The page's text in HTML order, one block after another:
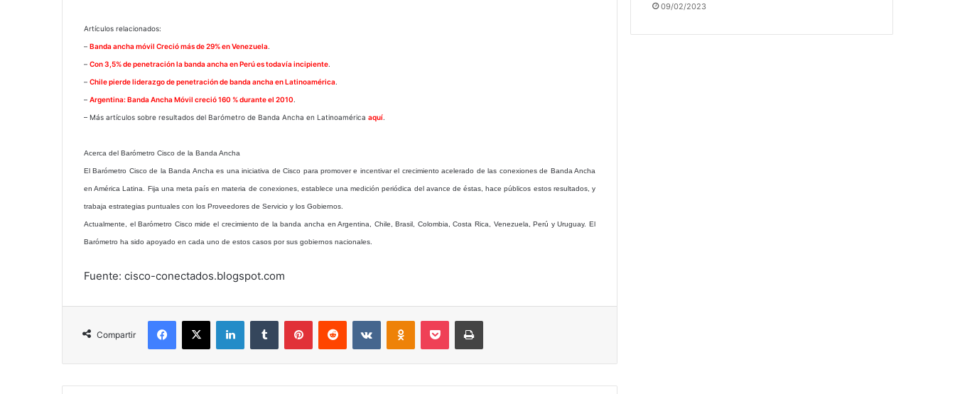
Artículos relacionados:
– Banda ancha móvil Creció más de 29% en Venezuela
– Con 3,5% de penetración la banda ancha en Perú es todavía incipiente
– Chile pierde liderazgo de penetración de banda ancha en Latinoamérica
– Argentina: Banda Ancha Móvil creció 160 % durante el 2010
– Más artículos sobre resultados del Barómetro de Banda Ancha en Latinoamérica aquí
Acerca del Barómetro Cisco de la Banda Ancha
El Barómetro Cisco de la Banda Ancha es una iniciativa de Cisco para promover e incentivar el crecimiento acelerado de las conexiones de Banda Ancha
en América Latina. Fija una meta país en materia de conexiones, establece una medición periódica del avance de éstas, hace públicos estos resultados, y
trabaja estrategias puntuales con los Proveedores de Servicio y los Gobiernos.
Actualmente, el Barómetro Cisco mide el crecimiento de la banda ancha en Argentina, Chile, Brasil, Colombia, Costa Rica, Venezuela, Perú y Uruguay. El
Barómetro ha sido apoyado en cada uno de estos casos por sus gobiernos nacionales.
Fuente: cisco-conectados.blogspot.com
Compartir
Facebook
X LinkedInTumblr PinterestReddit VKontakteOdnoklassniki
Pocket Imprimir
09/02/2023